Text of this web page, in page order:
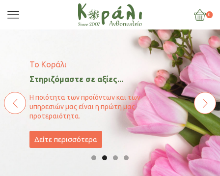
0
Το Κοράλι
Στηριζόμαστε σε αξίες...
Η ποιότητα των προϊόντων και των
υπηρεσιών μας είναι η πρώτη μας
προτεραιότητα.
Δείτε περισσότερα